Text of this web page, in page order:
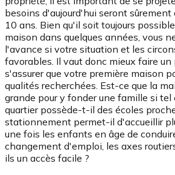
besoins d'aujourd'hui seront
10 ans. Bien qu'il soit toujours
maison dans quelques années, vous
l'avance si votre situation et les
favorables. Il vaut donc mieux faire
s'assurer que votre première maison
qualités recherchées. Est-ce que la
grande pour y fonder une famille si tel
quartier possède-t-il des écoles
stationnement permet-il d'accueillir
une fois les enfants en âge de
changement d'emploi, les axes
ils un accès facile ?